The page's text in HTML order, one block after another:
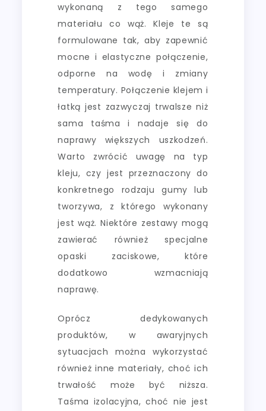
wykonaną z tego samego
materiału co wąż. Kleje te są
formulowane tak, aby zapewnić
mocne i elastyczne połączenie,
odporne na wodę i zmiany
temperatury. Połączenie klejem i
łatką jest zazwyczaj trwalsze niż
sama taśma i nadaje się do
naprawy większych uszkodzeń.
Warto zwrócić uwagę na typ
kleju, czy jest przeznaczony do
konkretnego rodzaju gumy lub
tworzywa, z którego wykonany
jest wąż. Niektóre zestawy mogą
zawierać również specjalne
opaski zaciskowe, które
dodatkowo wzmacniają
naprawę.
Oprócz dedykowanych
produktów, w awaryjnych
sytuacjach można wykorzystać
również inne materiały, choć ich
trwałość może być niższa.
Taśma izolacyjna, choć nie jest